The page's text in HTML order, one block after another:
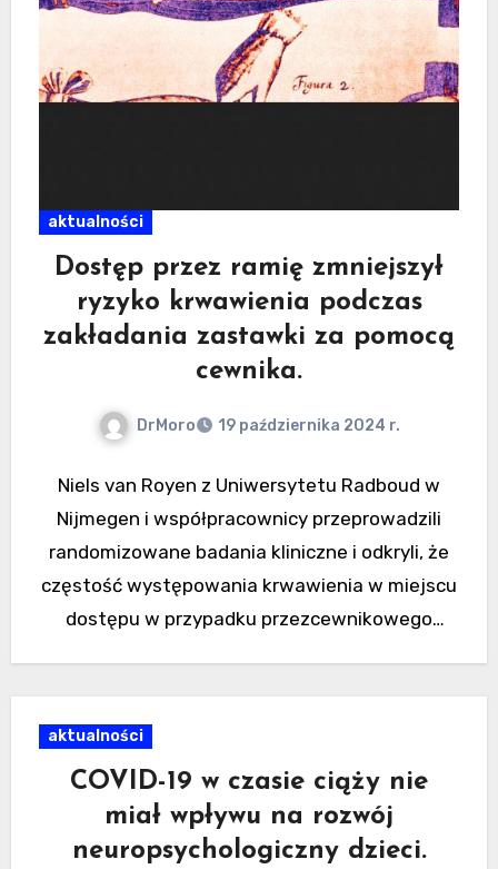
aktualności
Dostęp przez ramię zmniejszył
ryzyko krwawienia podczas
zakładania zastawki za pomocą
cewnika.
DrMoro 19 października 2024 r.
Niels van Royen z Uniwersytetu Radboud w
Nijmegen i współpracownicy przeprowadzili
randomizowane badania kliniczne i odkryli, że
częstość występowania krwawienia w miejscu
dostępu w przypadku przezcewnikowego
aktualności
COVID-19 w czasie ciąży nie
miał wpływu na rozwój
neuropsychologiczny dzieci.